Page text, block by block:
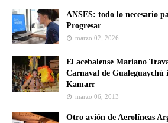
ANSES: todo lo necesario
Progresar
marzo 02, 2026
El acebalense Mariano
Carnaval de Gualeguaychú
Kamarr
marzo 06, 2013
Otro avión de Aerolíneas